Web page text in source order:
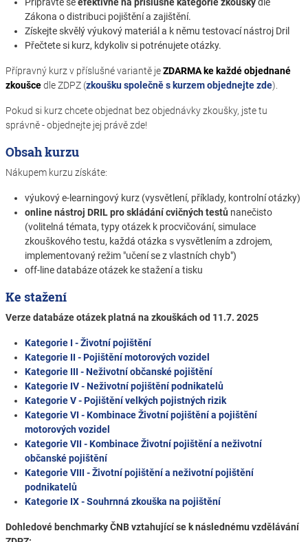
Připravte seefektivně na příslušné kategorie zkouškydle
Zákona o distribuci pojištění a zajištění.
Získejte skvělý výukový materiál a k němu testovací nástroj Dril
Přečtete si kurz, kdykoliv si potrénujete otázky.
Přípravný kurz v příslušné variantě jeZDARMA ke každé objednané
zkoušcedle ZDPZ (zkoušku společně s kurzem objednejte zde).
Pokud si kurz chcete objednat bez objednávky zkoušky, jste tu
správně - objednejte jej právě zde!
Obsah kurzu
Nákupem kurzu získáte:
výukový e-learningový kurz (vysvětlení, příklady, kontrolní otázky)
online nástroj DRIL pro skládání cvičných testů nanečisto
(volitelná témata, typy otázek k procvičování, simulace
zkouškového testu, každá otázka s vysvětlením a zdrojem,
implementovaný režim "učení se z vlastních chyb")
off-line databáze otázek ke stažení a tisku
Ke stažení
Verze databáze otázek platná na zkouškách od 11.7. 2025
Kategorie I - Životní pojištění
Kategorie II - Pojištění motorových vozidel
Kategorie III - Neživotní občanské pojištění
Kategorie IV - Neživotní pojištění podnikatelů
Kategorie V - Pojištění velkých pojistných rizik
Kategorie VI - Kombinace Životní pojištění a pojištění
motorových vozidel
Kategorie VII - Kombinace Životní pojištění a neživotní
občanské pojištění
Kategorie VIII - Životní pojištění a neživotní pojištění
podnikatelů
Kategorie IX - Souhrnná zkouška na pojištění
Dohledové benchmarky ČNB vztahující se k následnému vzdělávání